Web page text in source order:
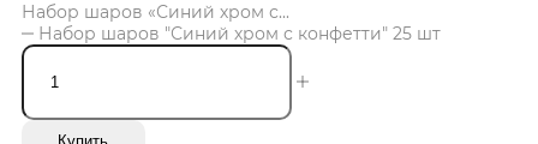
Набор шаров «Синий хром с...
Набор шаров "Синий хром с конфетти" 25 шт